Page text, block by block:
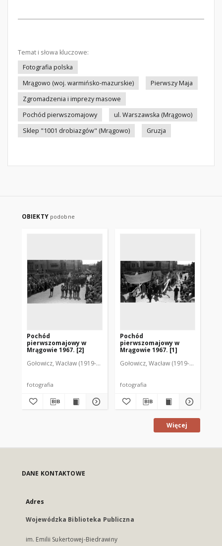
Temat i słowa kluczowe:
Fotografia polska
Mrągowo (woj. warmińsko-mazurskie)
Pierwszy Maja
Zgromadzenia i imprezy masowe
Pochód pierwszomajowy
ul. Warszawska (Mrągowo)
Sklep "1001 drobiazgów" (Mrągowo)
Gruzja
OBIEKTY podobne
Pochód
pierwszomajowy w
Mrągowie 1967. [2]
Gołowicz, Wacław (1919-1983). Fot.
fotografia
Pochód
pierwszomajowy w
Mrągowie 1967. [1]
Gołowicz, Wacław (1919-1983). Fot.
fotografia
Więcej
DANE KONTAKTOWE
Adres
Wojewódzka Biblioteka Publiczna
im. Emilii Sukertowej-Biedrawiny